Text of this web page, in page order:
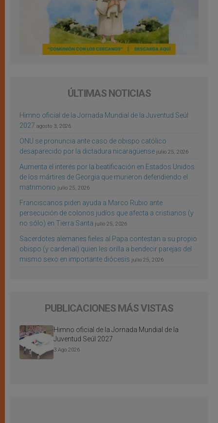
ÚLTIMAS NOTICIAS
Himno oficial de la Jornada Mundial de la Juventud Seúl
2027 agosto 3, 2026
ONU se pronuncia ante caso de obispo católico
desaparecido por la dictadura nicaragüense julio 25, 2026
Aumenta el interés por la beatificación en Estados Unidos
de los mártires de Georgia que murieron defendiendo el
matrimonio julio 25, 2026
Franciscanos piden ayuda a Marco Rubio ante
persecución de colonos judíos que afecta a cristianos (y
no sólo) en Tierra Santa julio 25, 2026
Sacerdotes alemanes fieles al Papa contestan a su propio
obispo (y cardenal) quien les orilla a bendecir parejas del
mismo sexo en importante diócesis julio 25, 2026
PUBLICACIONES MÁS VISTAS
Himno oficial de la Jornada Mundial de la
Juventud Seúl 2027
3 Ago 2026